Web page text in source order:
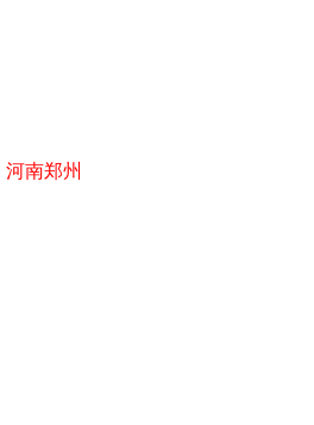
河南郑州